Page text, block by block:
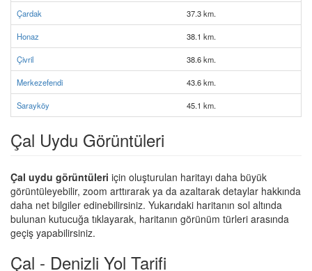
Çardak 37.3 km.
Honaz 38.1 km.
Çivril 38.6 km.
Merkezefendi 43.6 km.
Sarayköy 45.1 km.
Çal Uydu Görüntüleri
Çal uydu görüntüleri için oluşturulan haritayı daha büyük
görüntüleyebilir, zoom arttırarak ya da azaltarak detaylar hakkında
daha net bilgiler edinebilirsiniz. Yukarıdaki haritanın sol altında
bulunan kutucuğa tıklayarak, haritanın görünüm türleri arasında
geçiş yapabilirsiniz.
Çal - Denizli Yol Tarifi